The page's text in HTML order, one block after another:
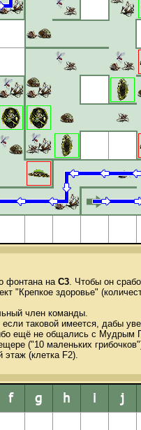
фонтана на C3. Чтобы он
"Крепкое здоровье"
член команды.
таковой имеется, дабы
ещё не общались с Мудрым
("10 маленьких
(клетка F2).